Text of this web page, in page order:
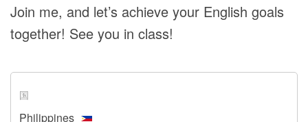
Join me, and let’s achieve your English goals
together! See you in class!
国
Philippines